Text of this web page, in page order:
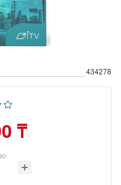
434278
₸